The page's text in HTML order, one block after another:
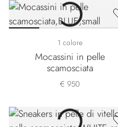
1 colore
Mocassini in pelle
scamosciata
€ 950